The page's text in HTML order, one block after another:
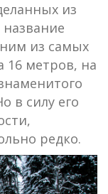
из
из самых
16 метров, на
в силу его
редко.